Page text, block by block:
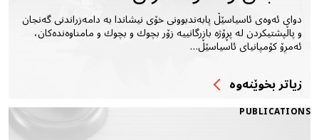
دوای ئەوەى ئاسیاسێڵ پابەندبوونى خۆى نیشاندا بە دامەزراندنى گەنجان
و پاڵپشتیکردن لە پڕۆژە بازرگانییە زۆر بچوك و بچوك و مامناوەندەکان،
ئەمڕۆ کۆمپانیاى ئاسیاسێڵ…
زیاتر بخوێنه‌وه‌
PUBLICATIONS